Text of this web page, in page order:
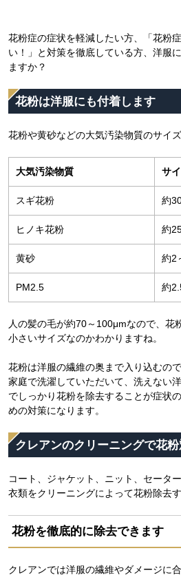
花粉症の症状を軽減したい方、「花粉
い！」と対策を徹底している方、洋服
ますか？
花粉は洋服にも付着します
花粉や黄砂などの大気汚染物質のサイ
大気汚染物質 サ
スギ花粉 約
ヒノキ花粉 約
黄砂 約2
PM2.5 約
人の髪の毛が約70～100μmなので、花
小さいサイズなのかわかりますね。
花粉は洋服の繊維の奥まで入り込むの
家庭で洗濯していただいて、洗えない
でしっかり花粉を除去することが症状
めの対策になります。
クレアンのクリーニングで花
コート、ジャケット、ニット、セータ
衣類をクリーニングによって花粉除去
花粉を徹底的に除去できます
クレアンでは洋服の繊維やダメージに